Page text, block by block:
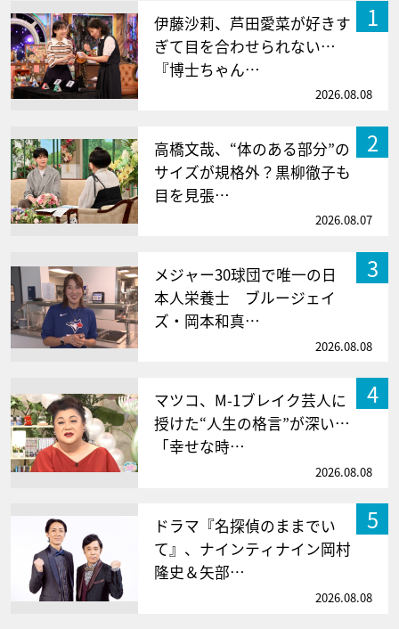
1
伊藤沙莉、芦田愛菜が好きす
ぎて目を合わせられない…
『博士ちゃん…
2026.08.08
2
高橋文哉、“体のある部分”の
サイズが規格外？黒柳徹子も
目を見張…
2026.08.07
3
メジャー30球団で唯一の日
本人栄養士 ブルージェイ
ズ・岡本和真…
2026.08.08
4
マツコ、M-1ブレイク芸人に
授けた“人生の格言”が深い…
「幸せな時…
2026.08.08
5
ドラマ『名探偵のままでい
て』、ナインティナイン岡村
隆史＆矢部…
2026.08.08